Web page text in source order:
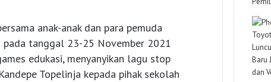
anak-anak dan para pemuda
pada tanggal 23-25 November 2021
edukasi, menyanyikan lagu stop
Topelinja kepada pihak sekolah